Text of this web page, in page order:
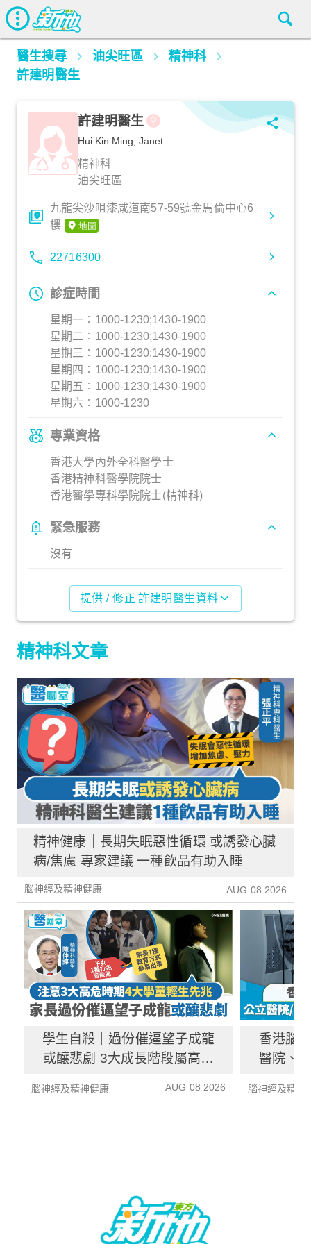
醫生搜尋 油尖旺區
精神科
許建明醫生
許建明醫生
Hui Kin Ming, Janet
精神科
油尖旺區
九龍尖沙咀漆咸道南57-59號金馬倫中心6
樓
22716300
診症時間
星期一︰1000-1230;1430-1900
星期二︰1000-1230;1430-1900
星期三︰1000-1230;1430-1900
星期四︰1000-1230;1430-1900
星期五︰1000-1230;1430-1900
星期六︰1000-1230
專業資格
香港大學內外全科醫學士
香港精神科醫學院院士
香港醫學專科學院院士(精神科)
緊急服務
沒有
提供 / 修正 許建明醫生資料
精神科文章
精神健康｜長期失眠惡性循環 或誘發心臟
病/焦慮 專家建議 一種飲品有助入睡
腦神經及精神健康 AUG 08 2026
學生自殺｜過份催逼望子成龍
或釀悲劇 3大成長階段屬高危
腦神經及精神健康 AUG 08 2026
香港腦
醫院、
腦神經及精神